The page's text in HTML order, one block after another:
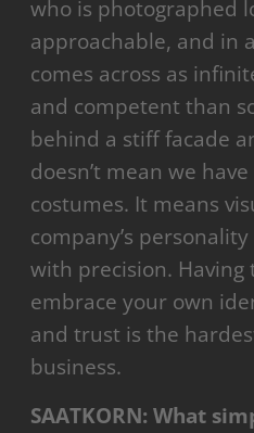
who is photographed
approachable, and in
comes across as
and competent than
behind a stiff facade
doesn’t mean we
costumes. It means
company’s
with precision. Having
embrace your own
and trust is the
business.
SAATKORN: What